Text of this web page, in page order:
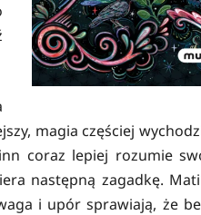
magia częściej
coraz lepiej rozumie
następną zagadkę.
i upór sprawiają, że